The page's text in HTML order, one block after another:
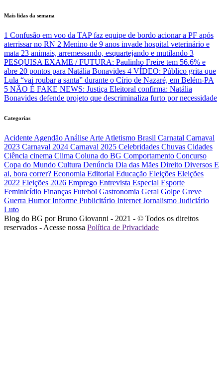
Mais lidas da semana
1 Confusão em voo da TAP faz equipe de bordo acionar a PF após
aterrissar no RN 2 Menino de 9 anos invade hospital veterinário e
mata 23 animais, arremessando, esquartejando e mutilando 3
PESQUISA EXAME / FUTURA: Paulinho Freire tem 56.6% e
abre 20 pontos para Natália Bonavides 4 VÍDEO: Público grita que
Lula “vai roubar a santa” durante o Círio de Nazaré, em Belém-PA
5 NÃO É FAKE NEWS: Justiça Eleitoral confirma: Natália
Bonavides defende projeto que descriminaliza furto por necessidade
Categorias
Acidente Agendão Análise Arte Atletismo Brasil Carnatal Carnaval
2023 Carnaval 2024 Carnaval 2025 Celebridades Chuvas Cidades
Ciência cinema Clima Coluna do BG Comportamento Concurso
Copa do Mundo Cultura Denúncia Dia das Mães Direito Diversos E
ai, bora correr? Economia Editorial Educação Eleições Eleições
2022 Eleições 2026 Emprego Entrevista Especial Esporte
Feminicídio Finanças Futebol Gastronomia Geral Golpe Greve
Guerra HumorInforme Publicitário Internet Jornalismo Judiciário
Luto
Blog do BG por Bruno Giovanni - 2021 - © Todos os direitos
reservados - Acesse nossa Política de Privacidade